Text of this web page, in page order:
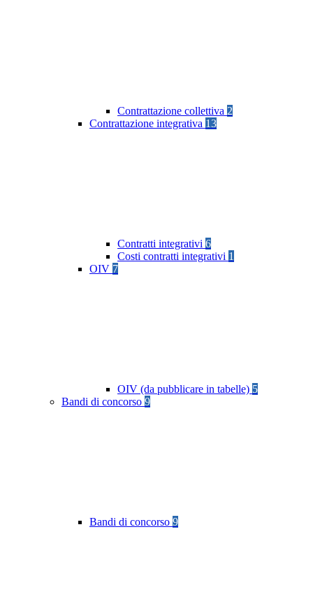
Contrattazione collettiva 2
Contrattazione integrativa 13
Contratti integrativi 6
Costi contratti integrativi 1
OIV 7
OIV (da pubblicare in tabelle) 5
Bandi di concorso 9
Bandi di concorso 9